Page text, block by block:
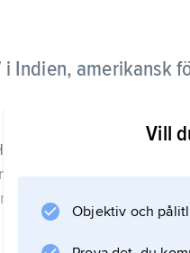
i Indien, amerikansk
i Indien, har en
universitet. Innan
för
Vill
Objektiv och